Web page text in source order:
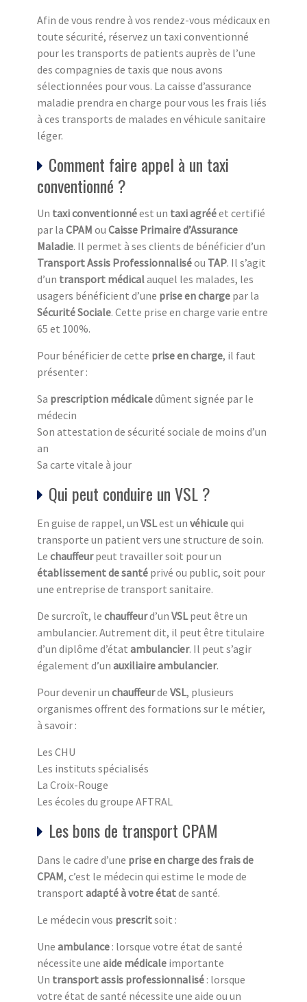
Afin de vous rendre à vos rendez-vous médicaux en
toute sécurité, réservez un taxi conventionné
pour les transports de patients auprès de l’une
des compagnies de taxis que nous avons
sélectionnées pour vous. La caisse d’assurance
maladie prendra en charge pour vous les frais liés
à ces transports de malades en véhicule sanitaire
léger.
Comment faire appel à un taxi
conventionné ?
Un taxi conventionnéest un taxi agrééet certifié
par la CPAM ou Caisse Primaire d’Assurance
Maladie. Il permet à ses clients de bénéficier d’un
Transport Assis Professionnaliséou TAP. Il s’agit
d’un transport médicalauquel les malades, les
usagers bénéficient d’une prise en charge par la
Sécurité Sociale. Cette prise en charge varie entre
65 et 100%.
Pour bénéficier de cette prise en charge, il faut
présenter :
Sa prescription médicaledûment signée par le
médecin
Son attestation de sécurité sociale de moins d’un
an
Sa carte vitale à jour
Qui peut conduire un VSL ?
En guise de rappel, un VSLest un véhiculequi
transporte un patient vers une structure de soin.
Le chauffeurpeut travailler soit pour un
établissement de santé privé ou public, soit pour
une entreprise de transport sanitaire.
De surcroît, le chauffeurd’un VSLpeut être un
ambulancier. Autrement dit, il peut être titulaire
d’un diplôme d’état ambulancier. Il peut s’agir
également d’un auxiliaire ambulancier.
Pour devenir un chauffeurde VSL, plusieurs
organismes offrent des formations sur le métier,
à savoir :
Les CHU
Les instituts spécialisés
La Croix-Rouge
Les écoles du groupe AFTRAL
Les bons de transport CPAM
Dans le cadre d’une prise en charge des frais de
CPAM, c’est le médecin qui estime le mode de
transport adapté à votre étatde santé.
Le médecin vous prescritsoit :
Une ambulance : lorsque votre état de santé
nécessite une aide médicale importante
Un transport assis professionnalisé : lorsque
votre état de santé nécessite une aide ou un